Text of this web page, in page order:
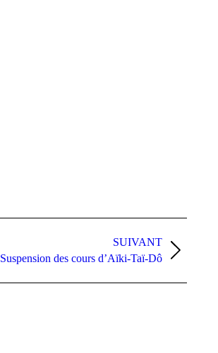
SUIVANT
Suspension des cours d’Aïki-Taï-Dô